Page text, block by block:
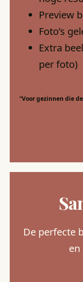
Preview
Foto’s
Extra
per foto)
“Voor gezinnen die
De perfecte